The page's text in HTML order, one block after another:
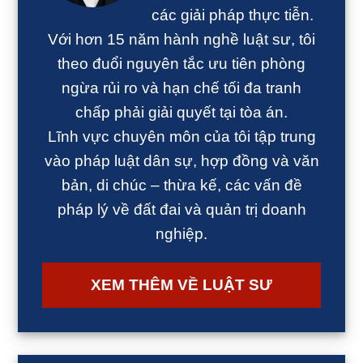
các giải pháp thực tiễn.
Với hơn 15 năm hành nghề luật sư, tôi
theo đuổi nguyên tắc ưu tiên phòng
ngừa rủi ro và hạn chế tối đa tranh
chấp phải giải quyết tại tòa án.
Lĩnh vực chuyên môn của tôi tập trung
vào pháp luật dân sự, hợp đồng và văn
bản, di chúc – thừa kế, các vấn đề
pháp lý về đất đai và quản trị doanh
nghiệp.
XEM THÊM VỀ LUẬT SƯ